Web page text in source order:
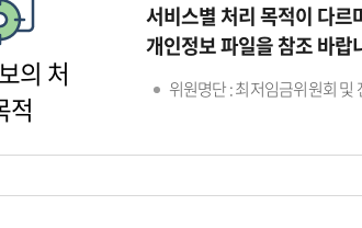
의 처
적
서비스별 처리 목적이 다
개인정보 파일을 참조 바랍
위원명단 : 최저임금위원회 및